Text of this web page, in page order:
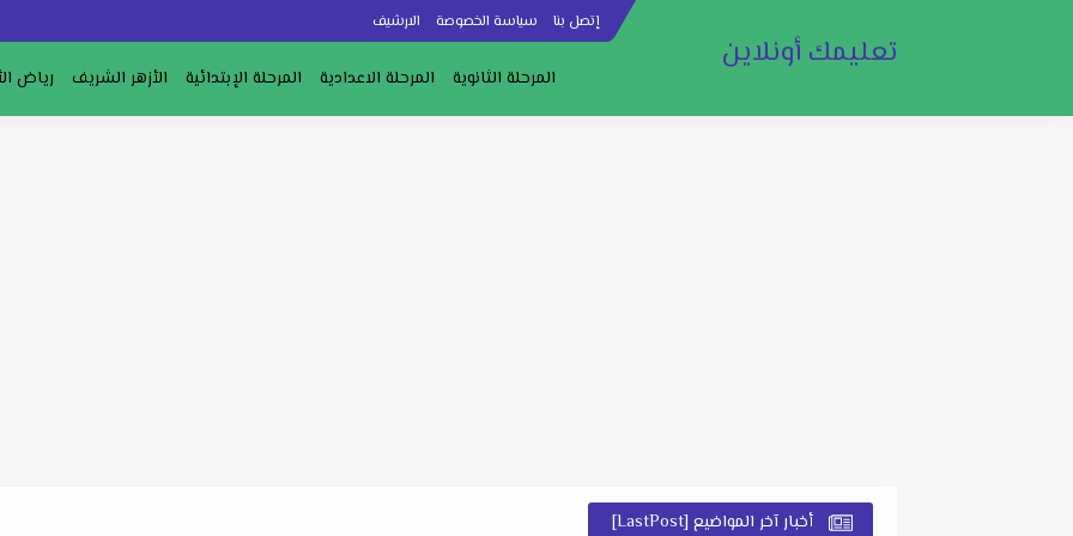
إتصل بنا سياسة الخصوصة الارشيف
تعليمك أونلاين
المرحلة الثانوية المرحلة الاعدادية المرحلة الإبتدائية الأزهر الشريف رياض
أخبار آخر المواضيع [LastPost]